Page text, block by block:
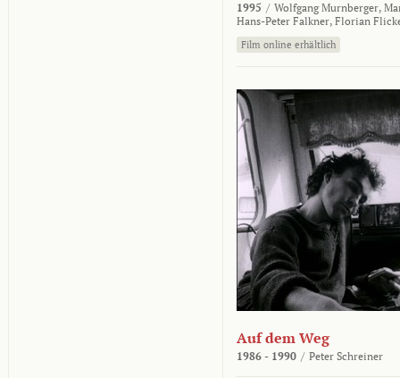
1995 / Wolfgang Murnberger,
Hans-Peter Falkner, Florian
Film online erhältlich
Auf dem Weg
1986 - 1990 / Peter Schreiner